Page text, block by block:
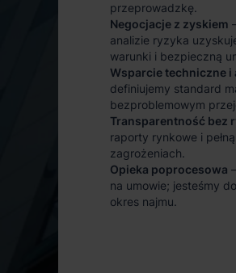
przeprowadzkę.
Negocjacje z zyskiem
analizie ryzyka
warunki i bezpieczną
Wsparcie techniczne i
definiujemy standard
bezproblemowym
Transparentność bez
raporty rynkowe i
zagrożeniach.
Opieka poprocesowa
na umowie; jesteśmy
okres najmu.